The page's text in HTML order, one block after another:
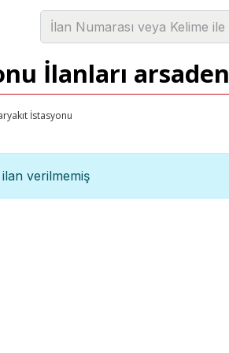
İlanları
İstasyonu
verilmemiş